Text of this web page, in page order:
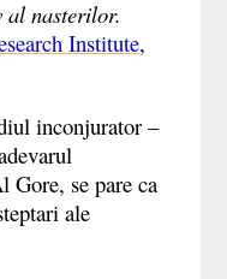
al nasterilor.
Institute,
inconjurator–
Gore, se pare ca
ale